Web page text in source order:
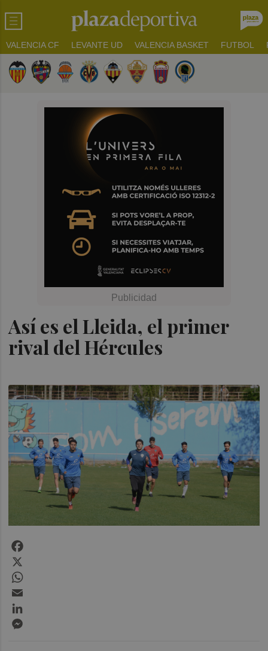
VALENCIA CF LEVANTE UD VALENCIA BASKET FUTBOL
Así es el Lleida, el primer
rival del Hércules